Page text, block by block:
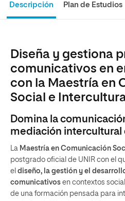
Descripción Plan de Estudios
Diseña y gestiona
comunicativos en
con la Maestría en
Social e
Domina la
mediación intercultural
La Maestría en Comunicación
postgrado oficial de UNIR con el
el diseño, la gestión y el
comunicativos en contextos
de una formación pensada para